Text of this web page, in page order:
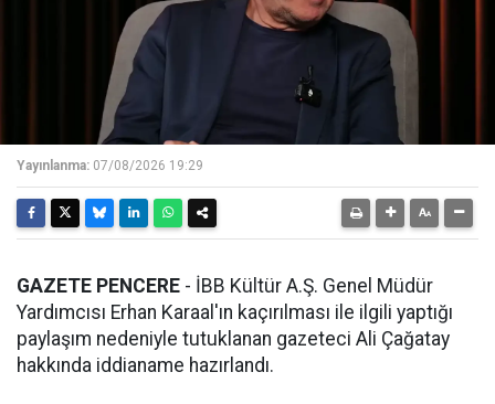
Yayınlanma: 07/08/2026 19:29
GAZETE PENCERE - İBB Kültür A.Ş. Genel Müdür
Yardımcısı Erhan Karaal'ın kaçırılması ile ilgili yaptığı
paylaşım nedeniyle tutuklanan gazeteci Ali Çağatay
hakkında iddianame hazırlandı.